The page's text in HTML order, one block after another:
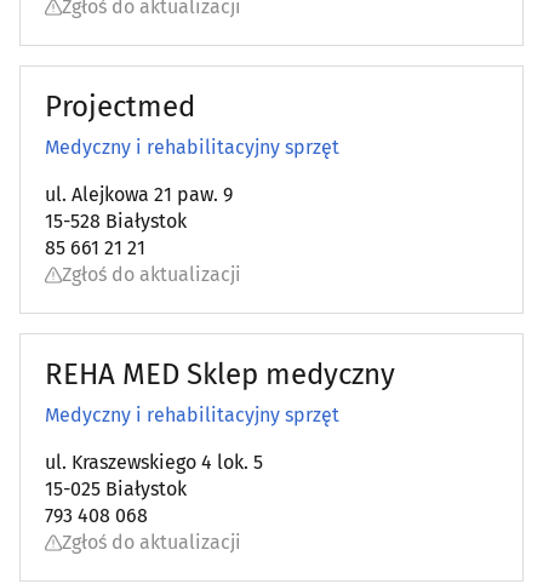
Zgłoś do aktualizacji
Projectmed
Medyczny i rehabilitacyjny sprzęt
ul. Alejkowa 21 paw. 9
15-528 Białystok
85 661 21 21
Zgłoś do aktualizacji
REHA MED Sklep medyczny
Medyczny i rehabilitacyjny sprzęt
ul. Kraszewskiego 4 lok. 5
15-025 Białystok
793 408 068
Zgłoś do aktualizacji